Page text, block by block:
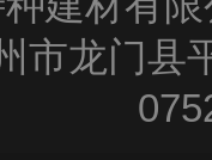
市龙门县